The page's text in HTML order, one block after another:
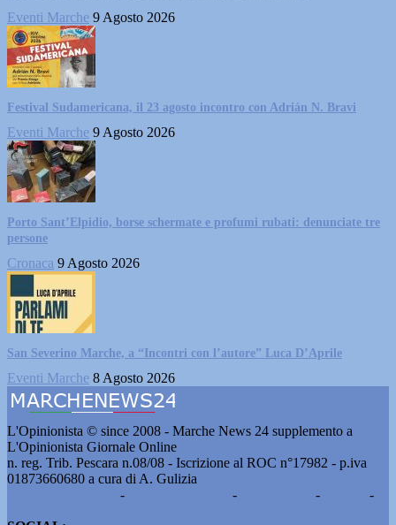
Eventi Marche 9 Agosto 2026
Festival Sudamericana, il 23 agosto incontro con Adrián N. Bravi
Eventi Marche 9 Agosto 2026
Porto Sant’Elpidio, borse schermate e profumi rubati: denunciate tre
persone
Cronaca 9 Agosto 2026
San Severino Marche, a “Incontri con l’autore” Luca D’Aprile
Eventi Marche 8 Agosto 2026
L'Opinionista © since 2008 - Marche News 24 supplemento a
L'Opinionista Giornale Online
n. reg. Trib. Pescara n.08/08 - Iscrizione al ROC n°17982 - p.iva
01873660680 a cura di A. Gulizia
- - -
-